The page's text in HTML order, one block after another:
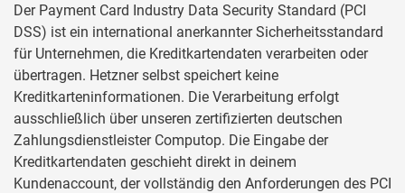
Der Payment Card Industry Data Security Standard (PCI
DSS) ist ein international anerkannter Sicherheitsstandard
für Unternehmen, die Kreditkartendaten verarbeiten oder
übertragen. Hetzner selbst speichert keine
Kreditkarteninformationen. Die Verarbeitung erfolgt
ausschließlich über unseren zertifizierten deutschen
Zahlungsdienstleister Computop. Die Eingabe der
Kreditkartendaten geschieht direkt in deinem
Kundenaccount, der vollständig den Anforderungen des PCI